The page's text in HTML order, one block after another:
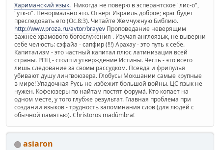
Хариманский язык. Никогда не поверю в эсперантское "лис-о",
"утк-о". Ненормально это. Отверг Израиль доброе; враг будет
преследовать его (Ос.8:3). Читайте Жемчужную Библию.
http://www.proza.ru/avtor/brayev Проповедание неверящим
важнее храмового богослужения . Изучая англоязык, не выверни
себе челюсть: сэфайа - сапфир (!!!) Арахау - это путь к себе.
Капитализм - это частный капитал плюс латинизация всей
страны. РПЦ - столп и утверждение Истины. Честь - это всего
лишь следование за своим рассудком. Псевда и фрипулья
убивают душу лингвоюзера. Глобусы Мокшании самые крупные
в мире! Упадочная Русь не избежит большой войны. ЦС язык не
нужен. Кофеюзеры по найтам постят форума́. Кто копает на
одном месте, у того глубже результат. Главная проблема при
создании языков - трудность запоминания слов (для людей с
обычной памятью). Christoros madûmbra!
asiaron